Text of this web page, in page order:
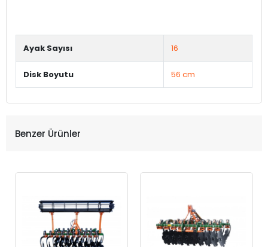
Ayak Sayısı 16
Disk Boyutu 56 cm
Benzer Ürünler